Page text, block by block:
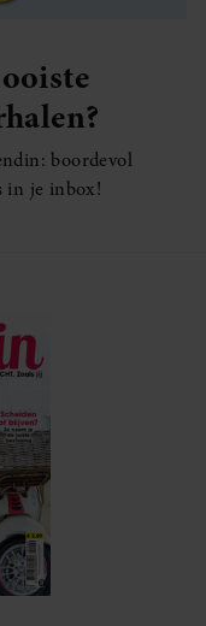
boordevol
in je inbox!